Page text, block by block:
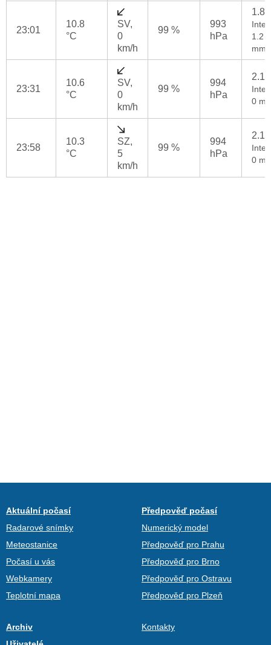
23:01
10.8
°C
SV,
0
km/h
99 %
993
hPa
1.8
1.2
mm/
23:31
10.6
°C
SV,
0
km/h
99 %
994
hPa
2.1
0
23:58
10.3
°C
SZ,
5
km/h
99 %
994
hPa
2.1
0
Aktuální počasí
Radarové snímky
Meteostanice
Počasí u vás
Webkamery
Teplotní mapa
Předpověď počasí
Numerický model
Předpověď pro Prahu
Předpověď pro Brno
Předpověď pro Ostravu
Předpověď pro Plzeň
Archiv
Kontakty